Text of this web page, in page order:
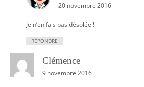
20 novembre 2016
Je n’en fais pas désolée !
RÉPONDRE
Clémence
9 novembre 2016